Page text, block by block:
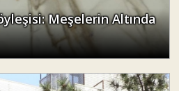
Meşelerin Altında